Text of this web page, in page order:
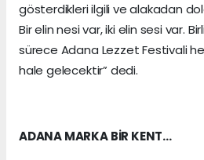
gösterdikleri ilgili ve alakadan
Bir elin nesi var, iki elin sesi var.
sürece Adana Lezzet Festivali
hale gelecektir” dedi.
ADANA MARKA BİR KENT…